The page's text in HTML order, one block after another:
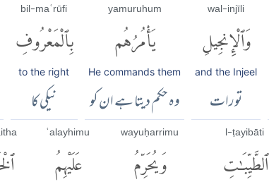
wal-injīli
وَٱلْإِنجِيلِ
and the Injeel
تورات
yamuruhum
يَأْمُرُهُم
He commands them
وہ حکم دیتا ہے ان کو
bil-maʿrūfi
بِٱلْمَعْرُوفِ
to the right
نیکی کا
l-ṭayibāti
ٱلطَّيِّبَٰتِ
wayuḥarrimu
وَيُحَرِّمُ
ʿalayhimu
عَلَيْهِمُ